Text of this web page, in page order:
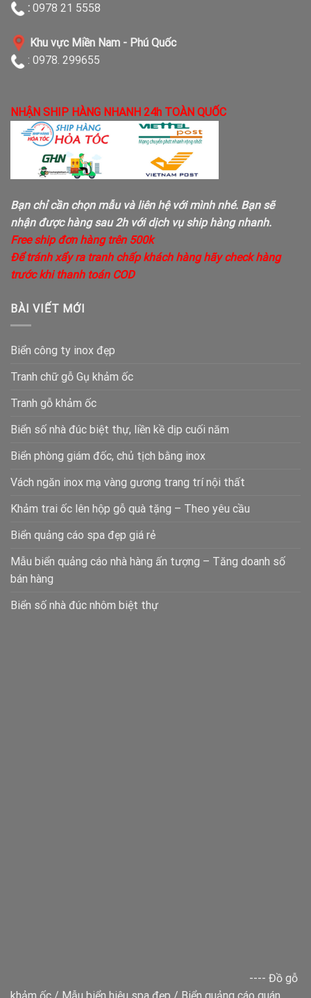
: 0978 21 5558
Khu vực Miền Nam - Phú Quốc
: 0978. 299655
NHẬN SHIP HÀNG NHANH 24h TOÀN QUỐC
Bạn chỉ cần chọn mẫu và liên hệ với mình nhé. Bạn sẽ
nhận được hàng sau 2h với dịch vụ ship hàng nhanh.
Free ship đơn hàng trên 500k
Để tránh xẩy ra tranh chấp khách hàng hãy check hàng
trước khi thanh toán COD
BÀI VIẾT MỚI
Biển công ty inox đẹp
Tranh chữ gỗ Gụ khảm ốc
Tranh gỗ khảm ốc
Biển số nhà đúc biệt thự, liền kề dịp cuối năm
Biển phòng giám đốc, chủ tịch bằng inox
Vách ngăn inox mạ vàng gương trang trí nội thất
Khảm trai ốc lên hộp gỗ quà tặng – Theo yêu cầu
Biển quảng cáo spa đẹp giá rẻ
Mẫu biển quảng cáo nhà hàng ấn tượng – Tăng doanh số
bán hàng
Biển số nhà đúc nhôm biệt thự
---- Đồ gỗ